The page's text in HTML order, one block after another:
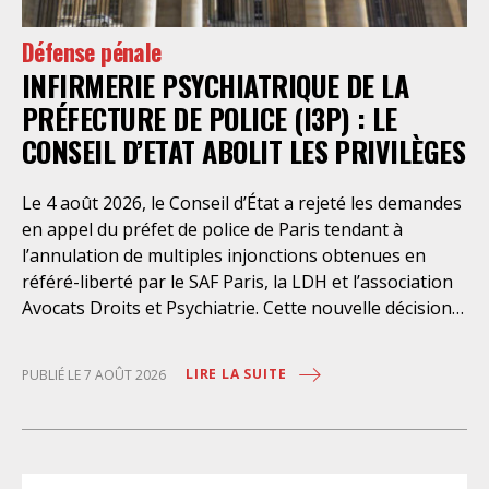
Défense pénale
INFIRMERIE PSYCHIATRIQUE DE LA
PRÉFECTURE DE POLICE (I3P) : LE
CONSEIL D’ETAT ABOLIT LES PRIVILÈGES
Le 4 août 2026, le Conseil d’État a rejeté les demandes
en appel du préfet de police de Paris tendant à
l’annulation de multiples injonctions obtenues en
référé-liberté par le SAF Paris, la LDH et l’association
Avocats Droits et Psychiatrie. Cette nouvelle décision
personnes retenues à l’infirmerie psychiatrique de la
préfecture de police de Paris. Près d’ici mais loin des
PUBLIÉ LE 7 AOÛT 2026 LIRE LA SUITE